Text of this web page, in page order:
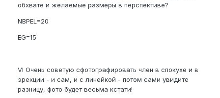
обхвате и желаемые размеры в перспективе?
NBPEL=20
EG=15
VI Очень советую сфотографировать член в спокухе и в
эрекции - и сам, и с линейкой - потом сами увидите
разницу, фото будет весьма кстати!